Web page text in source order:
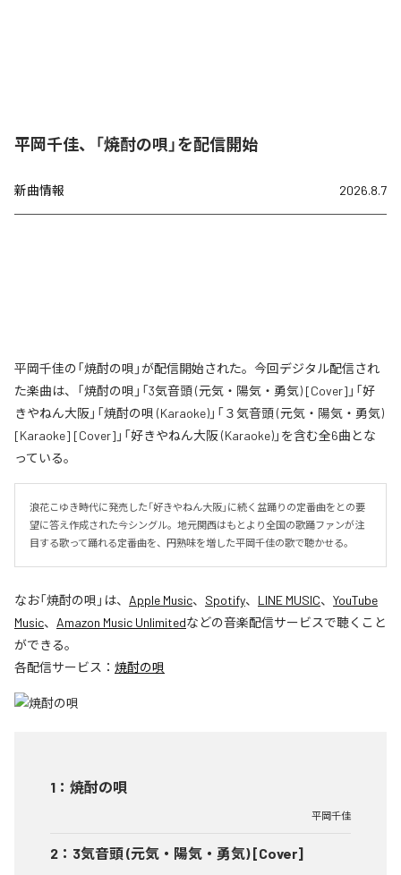
平岡千佳、「焼酎の唄」を配信開始
新曲情報 2026.8.7
平岡千佳の「焼酎の唄」が配信開始された。今回デジタル配信され
た楽曲は、「焼酎の唄」「3気音頭 (元気・陽気・勇気) [Cover]」「好
きやねん大阪」「焼酎の唄 (Karaoke)」「３気音頭 (元気・陽気・勇気)
[Karaoke] [Cover]」「好きやねん大阪 (Karaoke)」を含む全6曲とな
っている。
浪花こゆき時代に発売した「好きやねん大阪」に続く盆踊りの定番曲をとの要
望に答え作成された今シングル。地元関西はもとより全国の歌踊ファンが注
目する歌って踊れる定番曲を、円熟味を増した平岡千佳の歌で聴かせる。
なお「焼酎の唄 」は、 Apple Music、 Spotify、 LINE MUSIC、 YouTube
Music、 Amazon Music Unlimitedなどの音楽配信サービスで聴くこと
ができる。
各配信サービス： 焼酎の唄
1 ： 焼酎の唄
平岡千佳
2 ： 3気音頭 (元気・陽気・勇気) [Cover]